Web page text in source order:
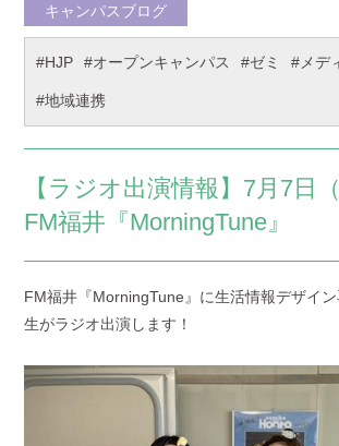
キャンパスブログ
#HJP #オープンキャンパス #ゼミ #メデ
#地域連携
【ラジオ出演情報】7月7日
FM福井『MorningTune』
FM福井『MorningTune』に生活情報デザイ
生がラジオ出演します！